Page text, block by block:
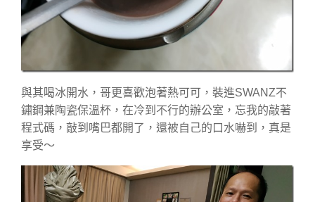
與其喝冰開水，哥更喜歡泡著熱可可，裝進SWANZ不
鏽鋼兼陶瓷保溫杯，在冷到不行的辦公室，忘我的敲著
程式碼，敲到嘴巴都開了，還被自己的口水嚇到，真是
享受～